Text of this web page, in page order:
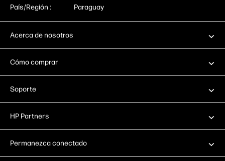
País/Región : Paraguay
Acerca de nosotros
Cómo comprar
Soporte
HP Partners
Permanezca conectado